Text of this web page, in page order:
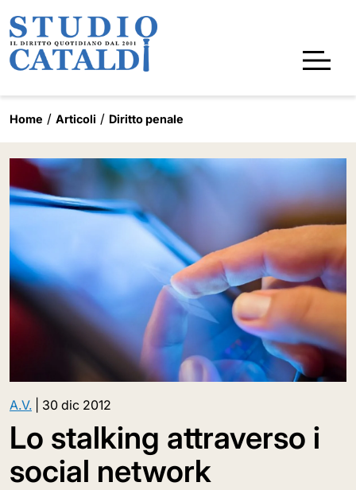
Home Articoli Diritto penale
A.V. 30 dic 2012
Lo stalking attraverso i
social network